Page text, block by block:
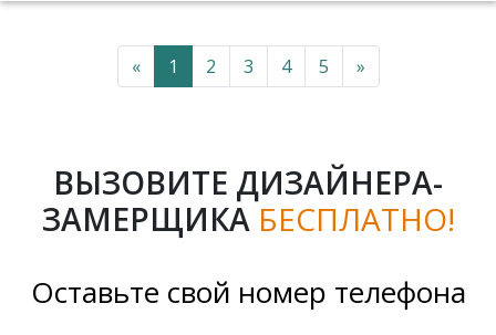
« 1 2 3 4 5 »
ВЫЗОВИТЕ ДИЗАЙНЕРА-
ЗАМЕРЩИКА БЕСПЛАТНО!
Оставьте свой номер телефона